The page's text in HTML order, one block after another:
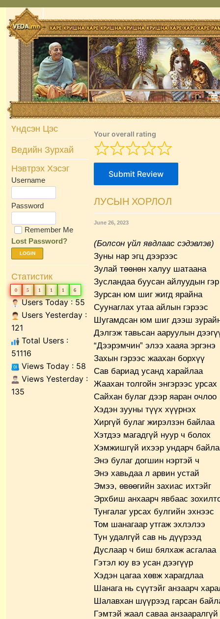
Skip
content
Үндсэн Цэс
Ведийн Зурхай
Нэвтрэх Хэсэг
Username
Password
Remember Me
Lost Password?
LOGIN
Статистик
0 5 1 1 1 6
Users Today : 55
Users Yesterday :
121
Total Users :
51116
Views Today : 58
Views Yesterday :
135
Your overall rating
Submit Review
ЛУСЫН ХОРЛОЛ
June 26, 2023
(Болсон үйл явдлаас сэдэвлэв)
Зуны нар эгц дээрээс
Зулай төөнөн халуу шатаана
Зусландаа буусан айлуудын гэр
Зурсан юм шиг жигд ярайна
Суунаглах утаа айлын гэрээс
Шугамдсан юм шиг дээш
Дэлгэж тавьсан ааруулын
“Дээрэмчин” элээ хааяа эргэнэ
Захын гэрээс жаахан борхүү
Сав бариад усанд харайлаа
Жаахан толгойн энгэрээс урсах
Сайхан булаг дээр яаран очлоо
Хэдэн зууны түүх хүүрнэх
Хиргүй булаг жирэлзэн байлаа
Хэтдээ магадгүй нуур ч болох
Хэмжишгүй ихээр ундарч
Энэ булаг догшин нэртэй ч
Энэ хавьдаа л арвин устай
Эмээ, өвөөгийн захиас ихтэйг
Эрхбиш анхаарч явбаас
Тунгалаг урсах булгийн эхнээс
Том шанагаар утгаж эхлэлээ
Тун удалгүй сав нь дүүрээд
Дуслаар ч биш бялхаж асгалаа
Гэтэл юу вэ усан дээгүүр
Хэдэн цагаа хөвж харагдлаа
Шанага нь сүүтэйг анзаарч
Шалавхан шүүрээд гарсан
Гэмтэй жаал саваа анзааралгүй